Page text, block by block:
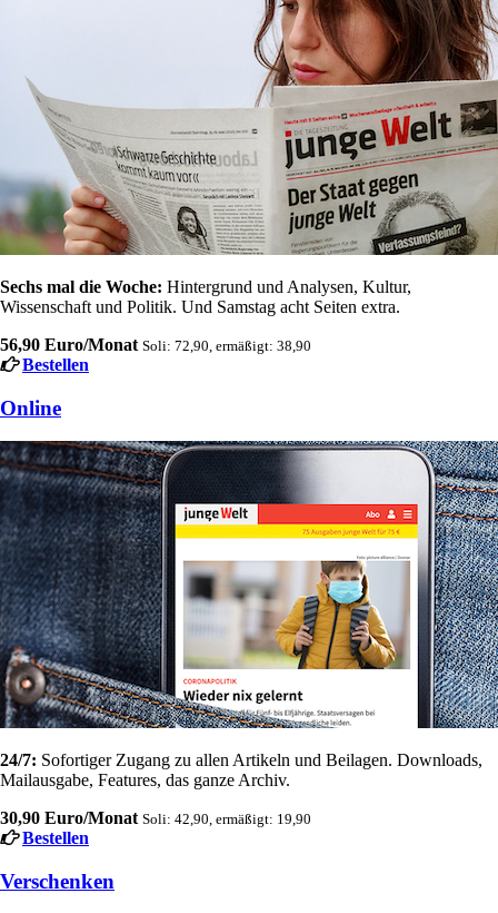
Sechs mal die Woche: Hintergrund und Analysen, Kultur,
Wissenschaft und Politik. Und Samstag acht Seiten extra.
56,90 Euro/Monat Soli: 72,90, ermäßigt: 38,90
Bestellen
Online
24/7: Sofortiger Zugang zu allen Artikeln und Beilagen. Downloads,
Mailausgabe, Features, das ganze Archiv.
30,90 Euro/Monat Soli: 42,90, ermäßigt: 19,90
Bestellen
Verschenken